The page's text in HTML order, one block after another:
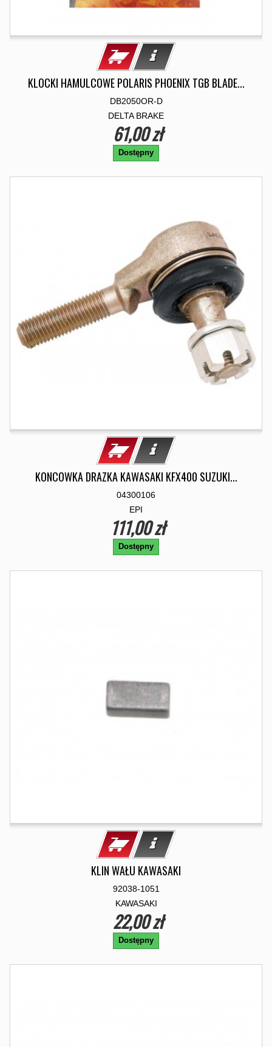
KLOCKI HAMULCOWE POLARIS PHOENIX TGB BLADE...
DB2050OR-D
DELTA BRAKE
61,00 zł
Dostępny
KONCOWKA DRAZKA KAWASAKI KFX400 SUZUKI...
04300106
EPI
111,00 zł
Dostępny
KLIN WAŁU KAWASAKI
92038-1051
KAWASAKI
22,00 zł
Dostępny